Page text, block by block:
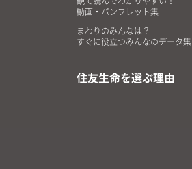
動画・パンフレット集
まわりのみんなは？
すぐに役立つみんなのデータ集
住友生命を選ぶ理由